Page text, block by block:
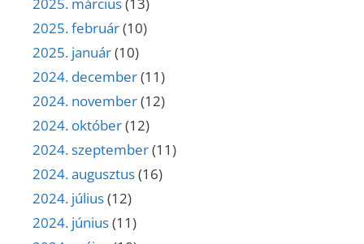
2025. március(13)
2025. február(10)
2025. január(10)
2024. december(11)
2024. november(12)
2024. október(12)
2024. szeptember(11)
2024. augusztus(16)
2024. július(12)
2024. június(11)